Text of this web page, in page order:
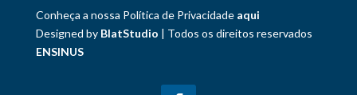
Conheça a nossa Política de Privacidade aqui
Designed by BlatStudio | Todos os direitos reservados
ENSINUS